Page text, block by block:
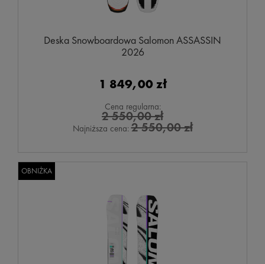
Deska Snowboardowa Salomon ASSASSIN
2026
1 849,00 zł
Cena regularna:
2 550,00 zł
Najniższa cena:2 550,00 zł
OBNIŻKA